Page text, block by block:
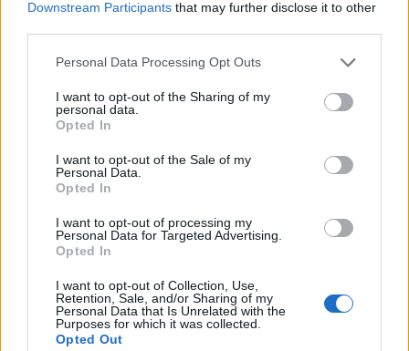
Downstream Participants that may further disclose it to other
Personal Data Processing Opt Outs
I want to opt-out of the Sharing of my
personal data.
Opted In
I want to opt-out of the Sale of my
Personal Data.
Opted In
I want to opt-out of processing my
Personal Data for Targeted Advertising.
Opted In
I want to opt-out of Collection, Use,
Retention, Sale, and/or Sharing of my
Personal Data that Is Unrelated with the
Purposes for which it was collected.
Opted Out
Древен храм на почти 900 години
откриха под кафене за сладолед в
07.08.2026 / 16:00